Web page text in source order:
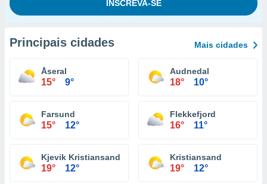
Principais cidades Mais cidades
Åseral
15° 9°
Audnedal
18° 10°
Farsund
15° 12°
Flekkefjord
16° 11°
Kjevik Kristiansand
19° 12°
Kristiansand
19° 12°